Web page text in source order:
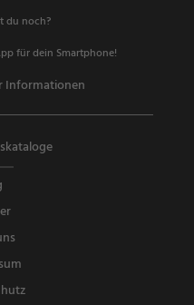
du noch?
für dein Smartphone!
Informationen